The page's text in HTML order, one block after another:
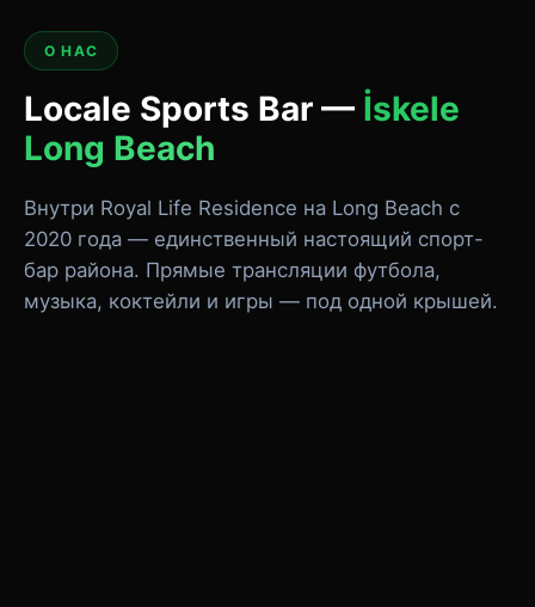
О НАС
Locale Sports Bar — İskele
Long Beach
Внутри Royal Life Residence на Long Beach с
2020 года — единственный настоящий спорт-
бар района. Прямые трансляции футбола,
музыка, коктейли и игры — под одной крышей.